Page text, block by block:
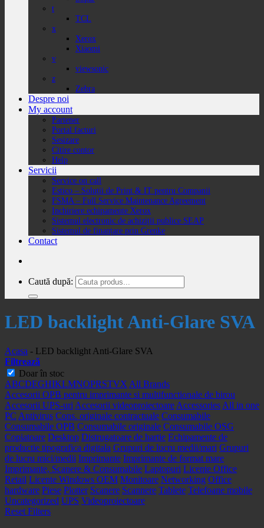
t
TCL
x
Xerox
Xiaomi
v
viewsonic
z
Zebra
Despre noi
My account
Partener
Portal facturi
Sesizare
Citire contor
Help
Servicii
Service on call
Estico – Soluții de Print & IT pentru Companii
FSMA – Full Service Maintenance Agreement
Inchiriere echipamente Xerox
Sistemul electronic de achiziții publice SEAP
Sistemul de finanțare prin Grenke
Contact
Caută după:
LED backlight Anti-Glare SVA
Acasa - LED backlight Anti-Glare SVA
Filtrează
Doar în stoc
ABCDEGHIKLMNOPRSTVX All Brands
Accesorii OPB pentru imprimante si multifunctionale de birou
Accesorii UPS-uri Accesorii videoproiectoare Accessories All in one
PC Antivirus Cons. originale contractuale Consumabile
Consumabile OPB Consumabile originale Consumabile OSG
Copiatoare Desktop Distrugatoare de hartie Echipamente de
productie tipografica digitala Grupuri de lucru medii/mari Grupuri
de lucru mici/medii Imprimante Imprimante de format mare
Imprimante, Scanere & Consumabile Laptopuri Licente Office
Retail Licente Windows OEM Monitoare Networking Office
hardware Piese Plotter Scanere Scannere Tablete Telefoane mobile
Uncategorized UPS Videoproiectoare
Reset Filters